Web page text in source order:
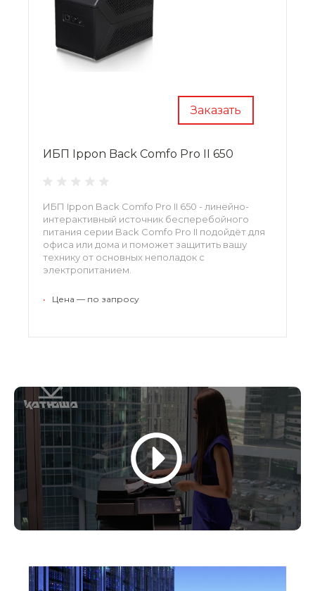
Заказать
ИБП Ippon Back Comfo Pro II 650
ИБП Ippon Back Comfo Pro II 650 - линейно-
интерактивный источник бесперебойного
питания серии Back Comfo Pro II подойдёт для
офиса или дома и поможет защитить вашу
технику от основных неполадок с
электропитанием.
• Цена — по запросу